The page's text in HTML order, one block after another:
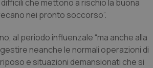
che mettono a rischio la buona
nei pronto soccorso”.
al periodo influenzale “ma anche alla
neanche le normali operazioni di
e situazioni demansionati che si